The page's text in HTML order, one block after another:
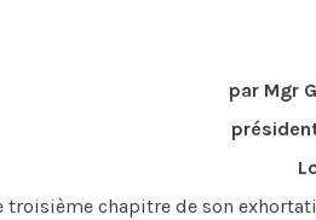
par Mgr
troisième chapitre de son